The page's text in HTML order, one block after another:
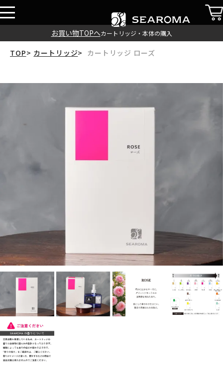
お買い物TOPへカートリッジ・本体の購入
TOP カートリッジ カートリッジ ローズ